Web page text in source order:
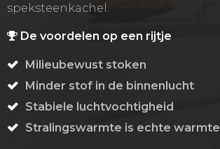
speksteenkachel.
De voordelen op een rijtje
Milieubewust stoken
Minder stof in de binnenlucht
Stabiele luchtvochtigheid
Stralingswarmte is echte warmte